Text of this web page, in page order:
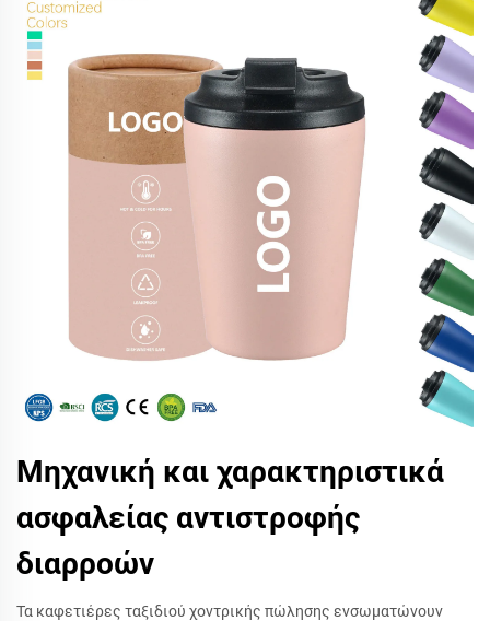
Μηχανική και χαρακτηριστικά
ασφαλείας αντιστροφής
διαρροών
Τα καφετιέρες ταξιδιού χοντρικής πώλησης ενσωματώνουν